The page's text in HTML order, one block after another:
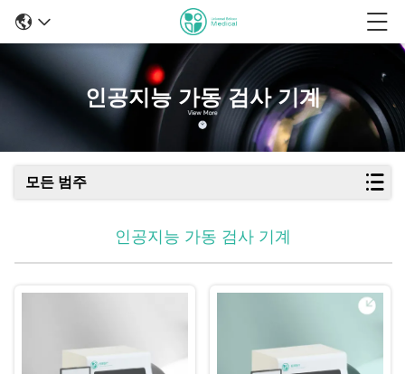
인공지능 가동 검사 기계
모든 범주
인공지능 가동 검사 기계